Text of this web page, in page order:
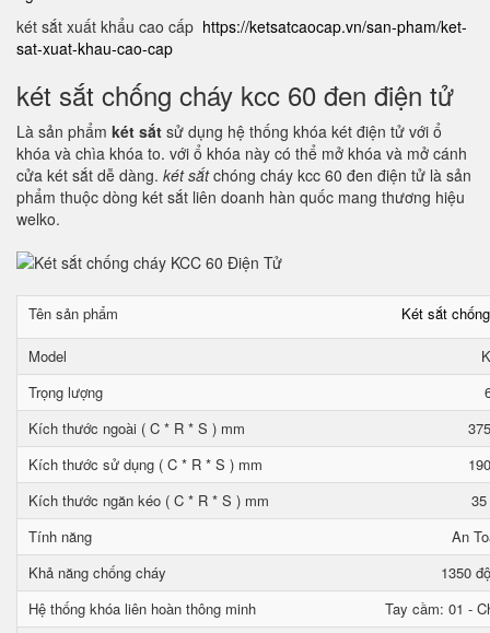
két sắt xuất khẩu cao cấp https://ketsatcaocap.vn/san-pham/ket-
sat-xuat-khau-cao-cap
két sắt chống cháy kcc 60 đen điện tử
Là sản phẩm két sắt sử dụng hệ thống khóa két điện tử với ổ
khóa và chìa khóa to. với ổ khóa này có thể mở khóa và mở cánh
cửa két sắt dễ dàng. két sắtchóng cháy kcc 60 đen điện tử là sản
phẩm thuộc dòng két sắt liên doanh hàn quốc mang thương hiệu
welko.
Tên sản phẩm Két sắt
Model
Trọng lượng
Kích thước ngoài ( C * R * S ) mm
Kích thước sử dụng ( C * R * S ) mm
Kích thước ngăn kéo ( C * R * S ) mm
Tính năng
An
Khả năng chống cháy
1350
Hệ thống khóa liên hoàn thông minh
Tay cầm: 01 -